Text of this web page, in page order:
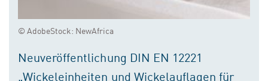
© AdobeStock: NewAfrica
Neuveröffentlichung DIN EN 12221
„Wickeleinheiten und Wickelauflagen für